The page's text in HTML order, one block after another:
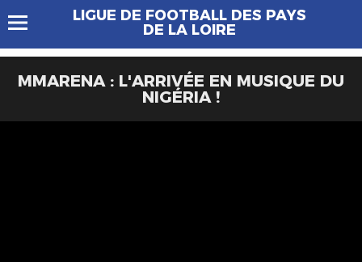
LIGUE DE FOOTBALL DES PAYS
DE LA LOIRE
MMARENA : L'ARRIVÉE EN MUSIQUE DU
NIGÉRIA !